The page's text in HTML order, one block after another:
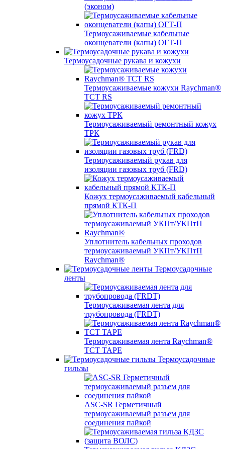
(эконом)
Термоусаживаемые кабельные
оконцеватели (капы) ОГТ-П
Термоусадочные рукава и кожухи
Термоусаживаемые кожухи Raychman®
TCT RS
Термоусаживаемый ремонтный кожух
ТРК
Термоусаживаемый рукав для
изоляции газовых труб (FRD)
Кожух термоусаживаемый кабельный
прямой КТК-П
Уплотнитель кабельных проходов
термоусаживаемый УКПт/УКПтП
Raychman®
Термоусадочные
ленты
Термоусаживаемая лента для
трубопровода (FRDT)
Термоусаживаемая лента Raychman®
TCT TAPE
Термоусадочные
гильзы
ASC‐SR Герметичный
термоусаживаемый разъем для
соединения пайкой